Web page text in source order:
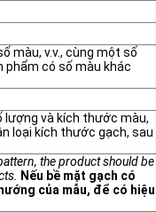
màu, v.v., cùng một số
có số màu khác
lượng và kích thước màu,
loại kích thước gạch, sau
the product should be
Nếu bề mặt gạch có
của mẫu, để có hiệu